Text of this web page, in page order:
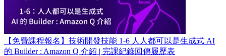
【免費課程報名】技術開發技能 1-6 人人都可以是生成式 AI
的 Builder : Amazon Q 介紹 | 完課紀錄回傳履歷表